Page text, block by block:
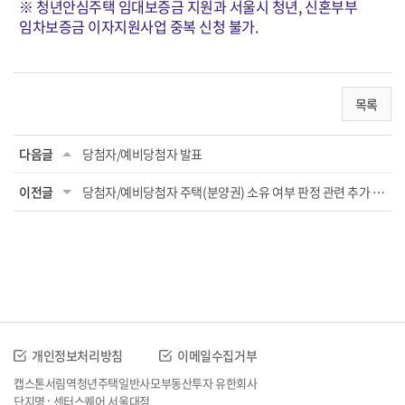
※ 청년안심주택 임대보증금 지원과 서울시 청년, 신혼부부
임차보증금 이자지원사업 중복 신청 불가.
목록
다음글 당첨자/예비당첨자 발표
이전글 당첨자/예비당첨자 주택(분양권) 소유 여부 판정 관련 추가 제출 서류 발급방법 안내
개인정보처리방침 이메일수집거부
캡스톤서림역청년주택일반사모부동산투자 유한회사
단지명 : 센터스퀘어 서울대점